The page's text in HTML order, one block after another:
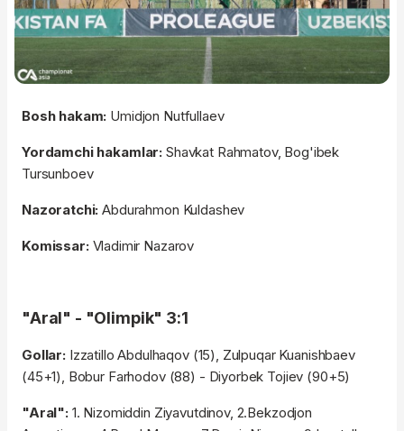
Bosh hakam: Umidjon Nutfullaev
Yordamchi hakamlar: Shavkat Rahmatov, Bog'ibek
Tursunboev
Nazoratchi:Abdurahmon Kuldashev
Komissar: Vladimir Nazarov
"Aral" - "Olimpik" 3:1
Gollar: Izzatillo Abdulhaqov (15), Zulpuqar Kuanishbaev
(45+1), Bobur Farhodov (88) - Diyorbek Tojiev (90+5)
"Aral": 1. Nizomiddin Ziyavutdinov, 2.Bekzodjon